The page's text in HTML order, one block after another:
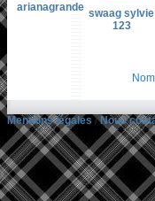
arianagrande swaag sylvie
123
Mentions légales /Nous